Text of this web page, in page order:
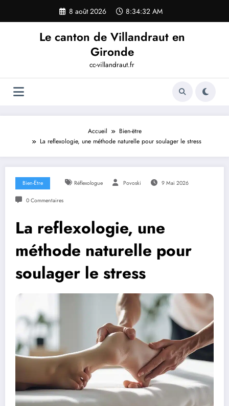
contenu
8 août 2026 8:34:33 AM
Le canton de Villandraut en
Gironde
cc-villandraut.fr
Accueil
Bien-ëtre
La reflexologie, une méthode naturelle pour soulager le stress
Bien-Ëtre Réflexologue Povoski 9 Mai 2026
0 Commentaires
La reflexologie, une
méthode naturelle pour
soulager le stress